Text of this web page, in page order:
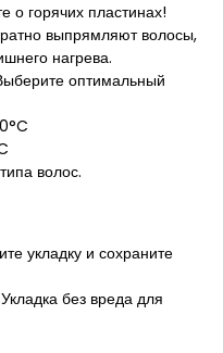
о горячих пластинах!
выпрямляют волосы,
нагрева.
оптимальный
волос.
укладку и сохраните
без вреда для